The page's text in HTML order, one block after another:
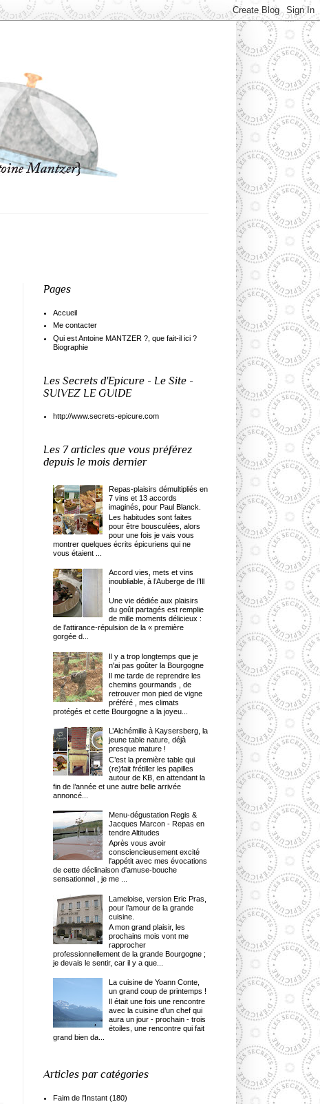
Pages
Accueil
Me contacter
Qui est Antoine MANTZER ?, que fait-il ici ?
Biographie
Les Secrets d'Epicure - Le Site -
SUIVEZ LE GUIDE
http://www.secrets-epicure.com
Les 7 articles que vous préférez
depuis le mois dernier
Repas-plaisirs démultipliés en
7 vins et 13 accords
imaginés, pour Paul Blanck.
Les habitudes sont faites
pour être bousculées, alors
pour une fois je vais vous
montrer quelques écrits épicuriens qui ne
vous étaient ...
Accord vies, mets et vins
inoubliable, à l’Auberge de l’Ill
!
Une vie dédiée aux plaisirs
du goût partagés est remplie
de mille moments délicieux :
de l’attirance-répulsion de la « première
gorgée d...
Il y a trop longtemps que je
n'ai pas goûter la Bourgogne
Il me tarde de reprendre les
chemins gourmands , de
retrouver mon pied de vigne
préféré , mes climats
protégés et cette Bourgogne a la joyeu...
L’Alchémille à Kaysersberg, la
jeune table nature, déjà
presque mature !
C’est la première table qui
(re)fait frétiller les papilles
autour de KB, en attendant la
fin de l’année et une autre belle arrivée
annoncé...
Menu-dégustation Regis &
Jacques Marcon - Repas en
tendre Altitudes
Après vous avoir
consciencieusement excité
l'appétit avec mes évocations
de cette déclinaison d'amuse-bouche
sensationnel , je me ...
Lameloise, version Eric Pras,
pour l’amour de la grande
cuisine.
A mon grand plaisir, les
prochains mois vont me
rapprocher
professionnellement de la grande Bourgogne ;
je devais le sentir, car il y a que...
La cuisine de Yoann Conte,
un grand coup de printemps !
Il était une fois une rencontre
avec la cuisine d’un chef qui
aura un jour - prochain - trois
étoiles, une rencontre qui fait
grand bien da...
Articles par catégories
Faim de l'Instant (180)